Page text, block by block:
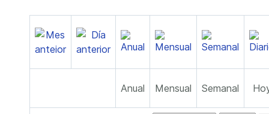
Anual Mensual Semanal